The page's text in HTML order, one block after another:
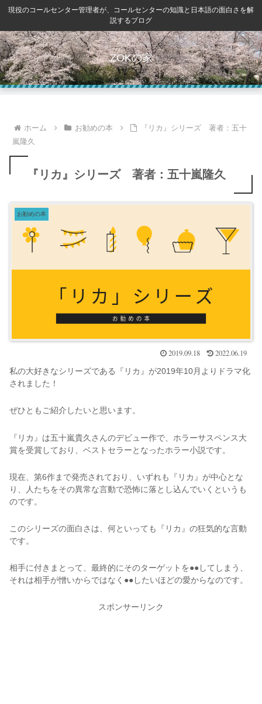
現役のコールセンター管理者が、コールセンターの知識と日本語の面白さを解
説するブログ
ZOKの家
ホーム お勧めの本
『リカ』シリーズ 著者：五十
嵐隆久
『リカ』シリーズ 著者：五十嵐隆久
お勧めの本
2019.09.18 2022.06.19
私の大好きなシリーズである『リカ』が2019年10月よりドラマ化
されました！
ぜひともご紹介したいと思います。
『リカ』は五十嵐貴久さんのデビュー作で、ホラーサスペンス大
賞を受賞しており、ベストセラーとなったホラー小説です。
現在、第6作まで発売されており、いずれも『リカ』が中心とな
り、人たちをその異常な言動で恐怖に落とし込んでいくというも
のです。
このシリーズの面白さは、何といっても『リカ』の狂気的な言動
です。
相手に付きまとって、最終的にそのターゲットを●●してしまう、
それは相手が憎いからではなく●●したいほどの愛からなのです。
スポンサーリンク